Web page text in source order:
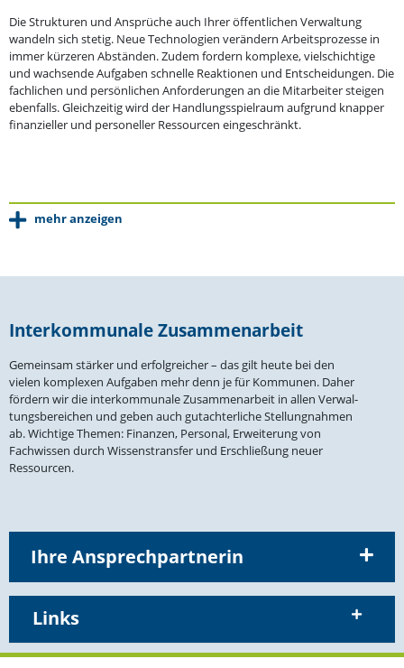
Die Struk­turen und Ansprüche auch Ihrer öffent­lichen Verwaltung
wandeln sich stetig. Neue Techno­logien verändern Arbeits­pro­zesse in
immer kürzeren Abständen. Zudem fordern komplexe, vielschichtige
und wachsende Aufgaben schnelle Reaktionen und Entschei­dungen. Die
fachlichen und persön­lichen Anfor­de­rungen an die Mitar­beiter steigen
ebenfalls. Gleich­zeitig wird der Handlungs­spielraum aufgrund knapper
finan­zi­eller und perso­neller Ressourcen eingeschränkt.
mehr anzeigen
Inter­kom­munale Zusammenarbeit
Gemeinsam stärker und erfolg­reicher – das gilt heute bei den
vielen komplexen Aufgaben mehr denn je für Kommunen. Daher
fördern wir die inter­kom­munale Zusam­men­arbeit in allen Verwal­
tungs­be­reichen und geben auch gutach­ter­liche Stellung­nahmen
ab. Wichtige Themen: Finanzen, Personal, Erwei­terung von
Fachwissen durch Wissens­transfer und Erschließung neuer
Ressourcen.
Ihre Ansprechpartnerin
Links